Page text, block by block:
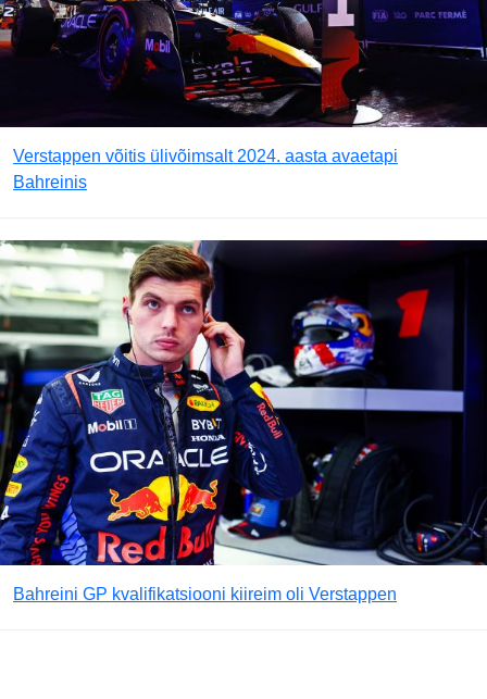
Verstappen võitis ülivõimsalt 2024. aasta avaetapi
Bahreinis
Bahreini GP kvalifikatsiooni kiireim oli Verstappen